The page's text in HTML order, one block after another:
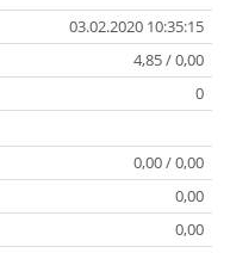
03.02.2020 10:35:15
4,85 / 0,00
0
0,00 / 0,00
0,00
0,00